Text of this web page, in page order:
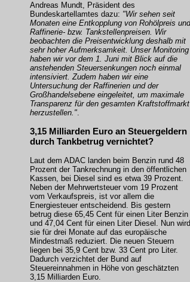
Andreas Mundt, Präsident des
Bundeskartellamtes dazu: "Wir sehen seit
Monaten eine Entkopplung von Rohölpreis und
Raffinerie- bzw. Tankstellenpreisen. Wir
beobachten die Preisentwicklung deshalb mit
sehr hoher Aufmerksamkeit. Unser Monitoring
haben wir vor dem 1. Juni mit Blick auf die
anstehenden Steuersenkungen noch einmal
intensiviert. Zudem haben wir eine
Untersuchung der Raffinerien und der
Großhandelsebene eingeleitet, um maximale
Transparenz für den gesamten Kraftstoffmarkt
herzustellen.".
3,15 Milliarden Euro an Steuergeldern
durch Tankbetrug vernichtet?
Laut dem ADAC landen beim Benzin rund 48
Prozent der Tankrechnung in den öffentlichen
Kassen, bei Diesel sind es etwa 39 Prozent.
Neben der Mehrwertsteuer vom 19 Prozent
vom Verkaufspreis, ist vor allem die
Energiesteuer entscheidend. Bis gestern
betrug diese 65,45 Cent für einen Liter Benzin
und 47,04 Cent für einen Liter Diesel. Nun wird
sie für drei Monate auf das europäische
Mindestmaß reduziert. Die neuen Steuern
liegen bei 35,9 Cent bzw. 33 Cent pro Liter.
Dadurch verzichtet der Bund auf
Steuereinnahmen in Höhe von geschätzten
3,15 Milliarden Euro.